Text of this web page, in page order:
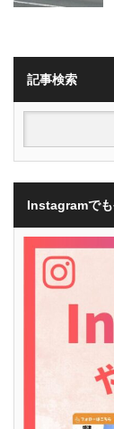
記事検索
Instagramで